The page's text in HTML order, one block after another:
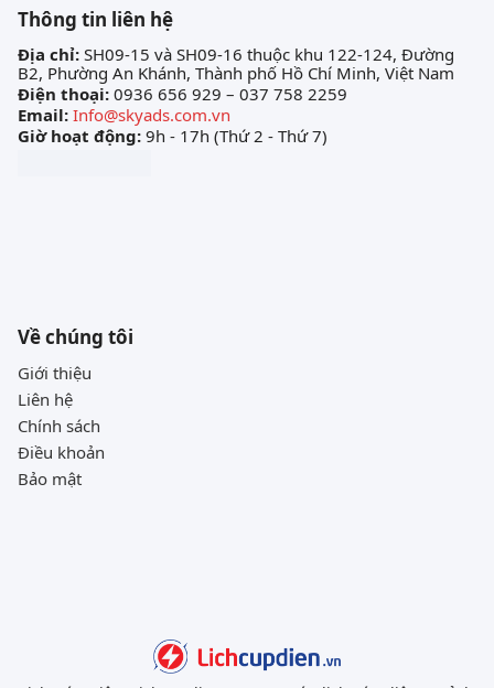
Thông tin liên hệ
Địa chỉ: SH09-15 và SH09-16 thuộc khu 122-124, Đường
B2, Phường An Khánh, Thành phố Hồ Chí Minh, Việt Nam
Điện thoại: 0936 656 929 – 037 758 2259
Email: Info@skyads.com.vn
Giờ hoạt động: 9h - 17h (Thứ 2 - Thứ 7)
Về chúng tôi
Giới thiệu
Liên hệ
Chính sách
Điều khoản
Bảo mật